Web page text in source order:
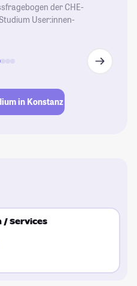
der CHE-
User:innen-
in Konstanz
Services